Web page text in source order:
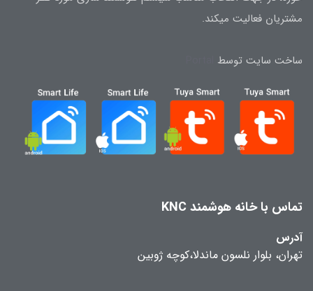
مشتریان فعالیت میکند.
ساخت سایت توسط
تماس با خانه هوشمند KNC
آدرس
تهران، بلوار نلسون ماندلا،کوچه ژوبین